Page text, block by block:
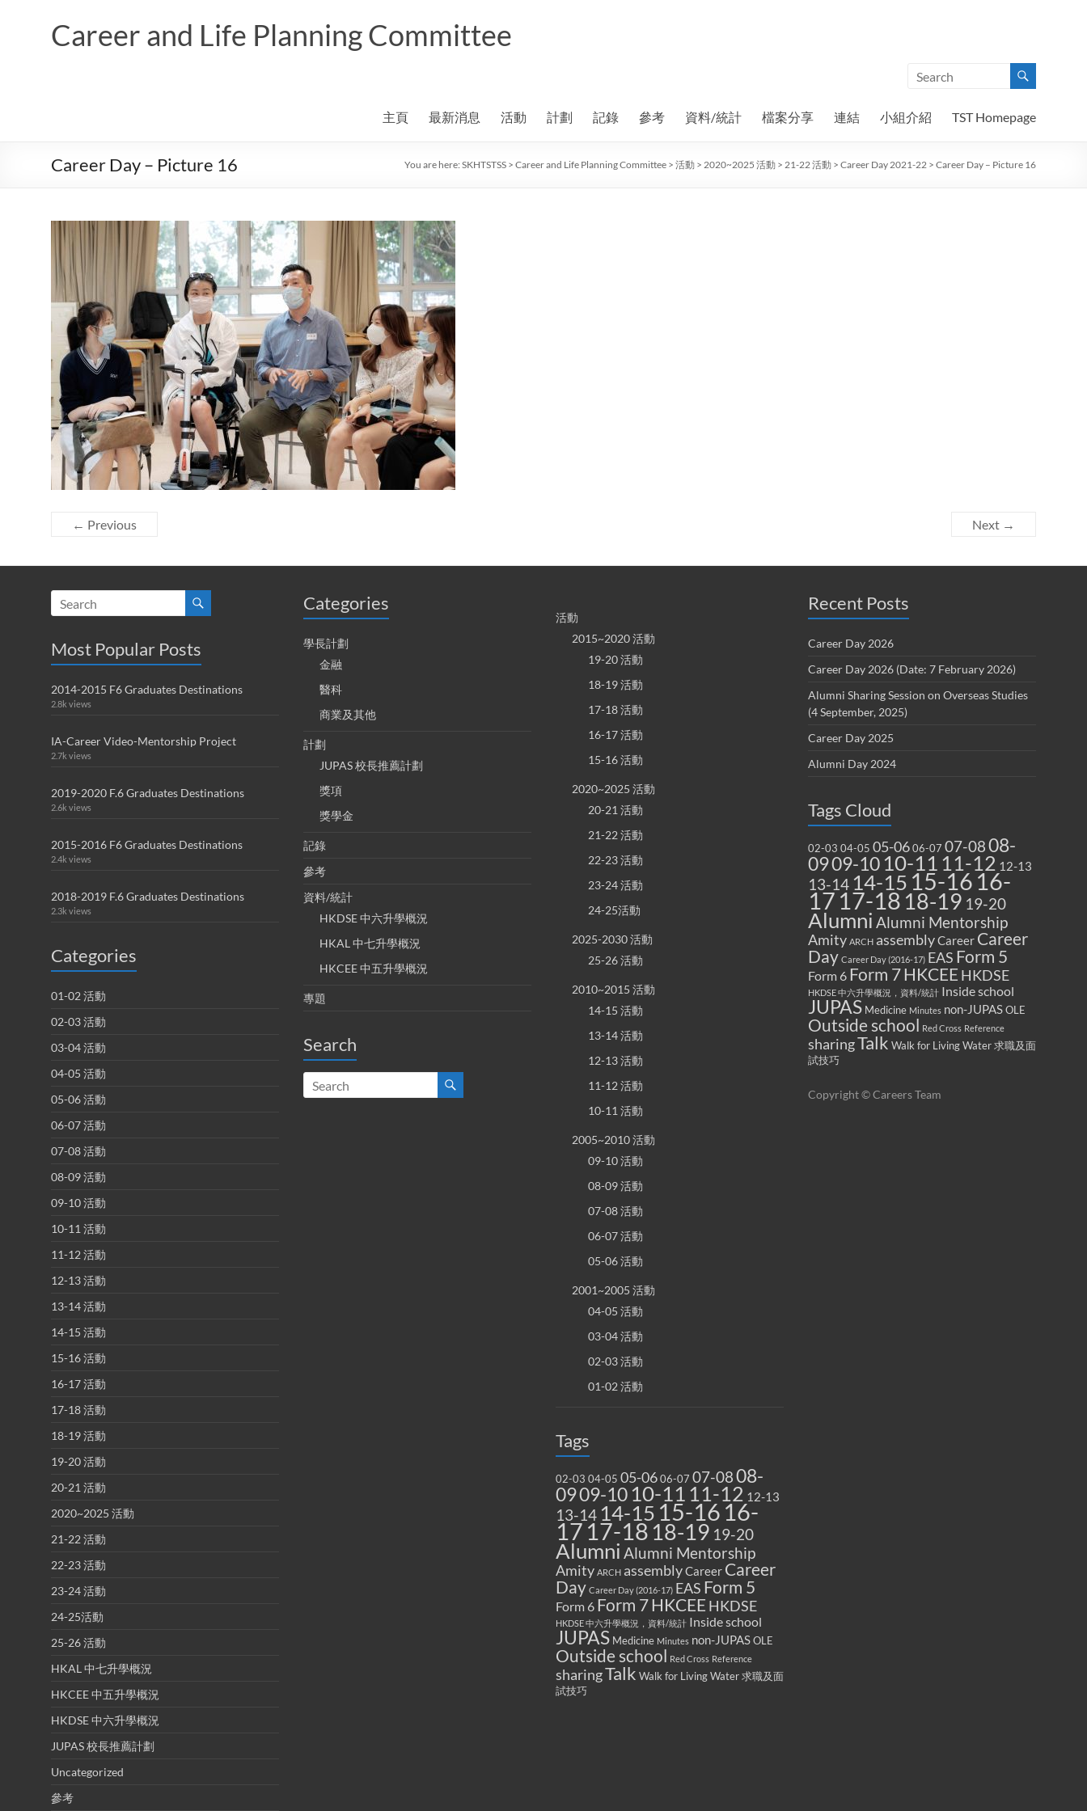
Career and Life Planning Committee
主頁 最新消息 活動 計劃 記錄 參考 資料/統計 檔案分享 連結 小組介紹 TST Homepage
Career Day – Picture 16 You are here: SKHTSTSS > Career and Life Planning Committee > 活動 > 2020~2025 活動 > 21-22 活動 > Career Day 2021-22 > Career Day – Picture 16
← Previous Next →
Most Popular Posts
2014-2015 F6 Graduates Destinations
2.8k views
IA-Career Video-Mentorship Project
2.7k views
2019-2020 F.6 Graduates Destinations
2.6k views
2015-2016 F6 Graduates Destinations
2.4k views
2018-2019 F.6 Graduates Destinations
2.3k views
Categories
01-02 活動
02-03 活動
03-04 活動
04-05 活動
05-06 活動
06-07 活動
07-08 活動
08-09 活動
09-10 活動
10-11 活動
11-12 活動
12-13 活動
13-14 活動
14-15 活動
15-16 活動
16-17 活動
17-18 活動
18-19 活動
19-20 活動
20-21 活動
2020~2025 活動
21-22 活動
22-23 活動
23-24 活動
24-25活動
25-26 活動
HKAL 中七升學概況
HKCEE 中五升學概況
HKDSE 中六升學概況
JUPAS 校長推薦計劃
Uncategorized
參考
Categories
學長計劃
金融
醫科
商業及其他
計劃
JUPAS 校長推薦計劃
獎項
獎學金
記錄
參考
資料/統計
HKDSE 中六升學概況
HKAL 中七升學概況
HKCEE 中五升學概況
專題
Search
活動
2015~2020 活動
19-20 活動
18-19 活動
17-18 活動
16-17 活動
15-16 活動
2020~2025 活動
20-21 活動
21-22 活動
22-23 活動
23-24 活動
24-25活動
2025-2030 活動
25-26 活動
2010~2015 活動
14-15 活動
13-14 活動
12-13 活動
11-12 活動
10-11 活動
2005~2010 活動
09-10 活動
08-09 活動
07-08 活動
06-07 活動
05-06 活動
2001~2005 活動
04-05 活動
03-04 活動
02-03 活動
01-02 活動
Tags
02-03 04-05 05-0606-07 07-0808-
0909-10 10-11 11-12 12-13
13-14 14-15 15-16 16-
17 17-18 18-19 19-20
Alumni Alumni Mentorship
Amity ARCH assemblyCareer Career
Day Career Day (2016-17) EAS Form 5
Form 6 Form 7HKCEE HKDSE
HKDSE 中六升學概況，資料/統計 Inside school
JUPAS Medicine Minutes non-JUPASOLE
Outside school Red Cross Reference
sharingTalk Walk for Living Water求職及面
試技巧
Recent Posts
Career Day 2026
Career Day 2026 (Date: 7 February 2026)
Alumni Sharing Session on Overseas Studies
(4 September, 2025)
Career Day 2025
Alumni Day 2024
Tags Cloud
02-03 04-05 05-0606-07 07-0808-
0909-10 10-11 11-12 12-13
13-14 14-15 15-16 16-
17 17-18 18-19 19-20
Alumni Alumni Mentorship
Amity ARCH assemblyCareer Career
Day Career Day (2016-17) EAS Form 5
Form 6 Form 7HKCEE HKDSE
HKDSE 中六升學概況，資料/統計 Inside school
JUPAS Medicine Minutes non-JUPASOLE
Outside school Red Cross Reference
sharingTalk Walk for Living Water求職及面
試技巧
Copyright © Careers Team